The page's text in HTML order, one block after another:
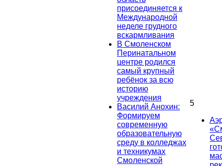
присоединяется к
Международной
неделе грудного
вскармливания
В Смоленском
Перинатальном
центре родился
самый крупный
ребёнок за всю
историю
учреждения
Василий Анохин:
Формируем
современную
образовательную
среду в колледжах
и техникумах
Смоленской
5